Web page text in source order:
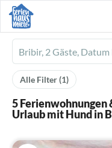
Ferienhausmiete
logo
Alle Filter(1)
5 Ferienwohnungen
Urlaub mit Hund in